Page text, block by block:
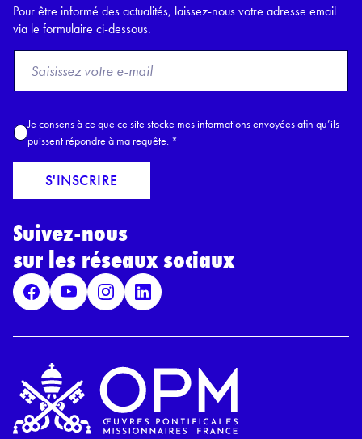
Pour être informé des actualités, laissez-nous votre adresse email
via le formulaire ci-dessous.
o
E
a
l
A
c
c
R
P
D
*
Je consens à ce que ce site stocke mes informations envoyées afin qu’ils
puissent répondre à ma requête. *
S'INSCRIRE
Suivez-nous
sur les réseaux sociaux